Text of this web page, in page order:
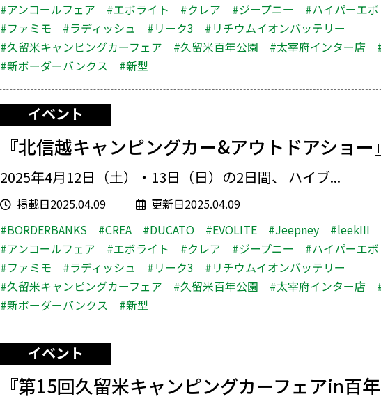
#アンコールフェア
#エボライト #クレア #ジープニー
#ハイパーエ
#ファミモ
#ラディッシュ #リーク3
#リチウムイオンバッテリー
#久留米キャンピングカーフェア
#久留米百年公園 #太宰府インター店
#新ボーダーバンクス
#新型
イベント
『北信越キャンピングカー&アウトドアショー
2025年4月12日（土）・13日（日）の2日間、 ハイブ...
掲載日2025.04.09
更新日2025.04.09
#BORDERBANKS
#CREA #DUCATO #EVOLITE #Jeepney
#leekIII
#アンコールフェア
#エボライト #クレア #ジープニー
#ハイパーエ
#ファミモ
#ラディッシュ #リーク3
#リチウムイオンバッテリー
#久留米キャンピングカーフェア
#久留米百年公園 #太宰府インター店
#新ボーダーバンクス
#新型
イベント
『第15回久留米キャンピングカーフェアin百